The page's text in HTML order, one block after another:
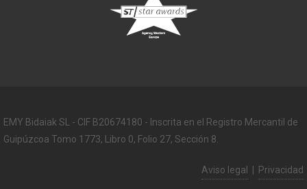
EMY Bidaiak SL - CIF B20674180 - Inscrita en el Registro Mercantil de
Guipúzcoa Tomo 1773, Libro 0, Folio 27, Sección 8.
Aviso legal Privacidad